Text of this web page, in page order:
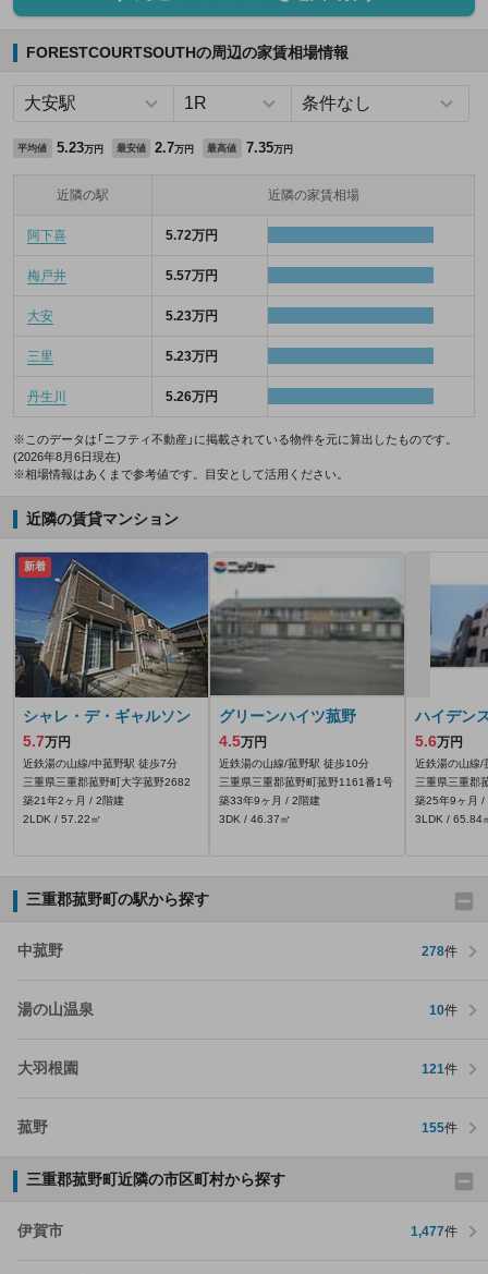
FORESTCOURTSOUTHの周辺の家賃相場情報
平均値 5.23万円 最安値 2.7万円 最高値 7.35万円
近隣の駅 近隣の家賃相場
阿下喜 5.72万円
梅戸井 5.57万円
大安 5.23万円
三里 5.23万円
丹生川 5.26万円
※このデータは「ニフティ不動産」に掲載されている物件を元に算出したものです。
(2026年8月6日現在)
※相場情報はあくまで参考値です。目安として活用ください。
近隣の賃貸マンション
新着
シャレ・デ・ギャルソン
5.7万円
近鉄湯の山線/中菰野駅 徒歩7分
三重県三重郡菰野町大字菰野2682
築21年2ヶ月 / 2階建
2LDK / 57.22㎡
グリーンハイツ菰野
4.5万円
近鉄湯の山線/菰野駅 徒歩10分
三重県三重郡菰野町菰野1161番1号
築33年9ヶ月 / 2階建
3DK / 46.37㎡
ハイデン
5.6万円
近鉄湯の山線/
三重県三重郡
築25年9ヶ月 /
3LDK / 65.84
三重郡菰野町の駅から探す
中菰野 278件
湯の山温泉 10件
大羽根園 121件
菰野 155件
三重郡菰野町近隣の市区町村から探す
伊賀市 1,477件